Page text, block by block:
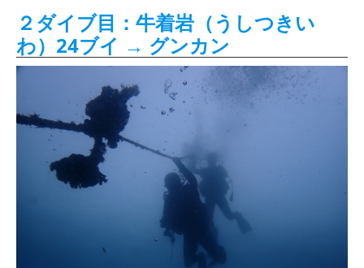
２ダイブ目：牛着岩（うしつきい
わ）24ブイ → グンカン